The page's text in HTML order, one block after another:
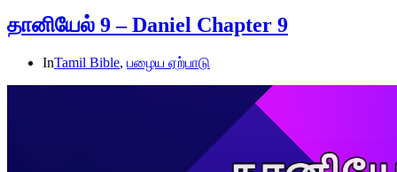
தானியேல் 9 – Daniel Chapter 9
InTamil Bible, பழைய ஏற்பாடு